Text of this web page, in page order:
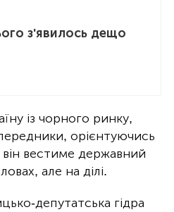
з'явилось дещо
із чорного ринку,
орієнтуючись
вестиме державний
але на ділі.
депутатська гідра